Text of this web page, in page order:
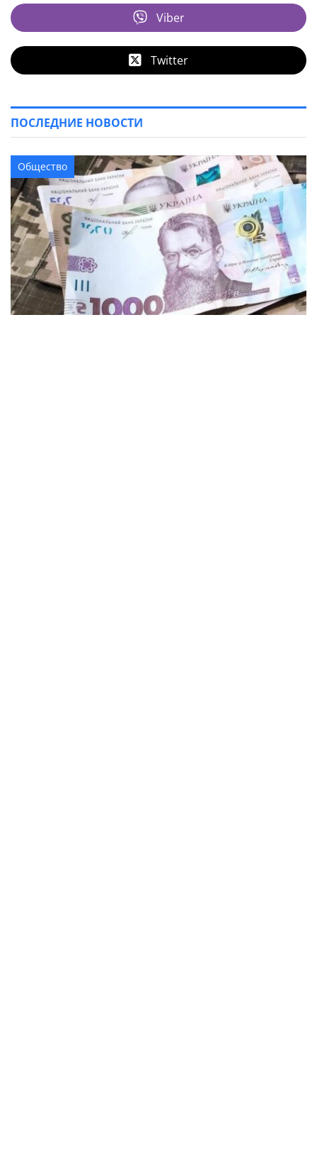
Viber
Twitter
ПОСЛЕДНИЕ НОВОСТИ
Общество